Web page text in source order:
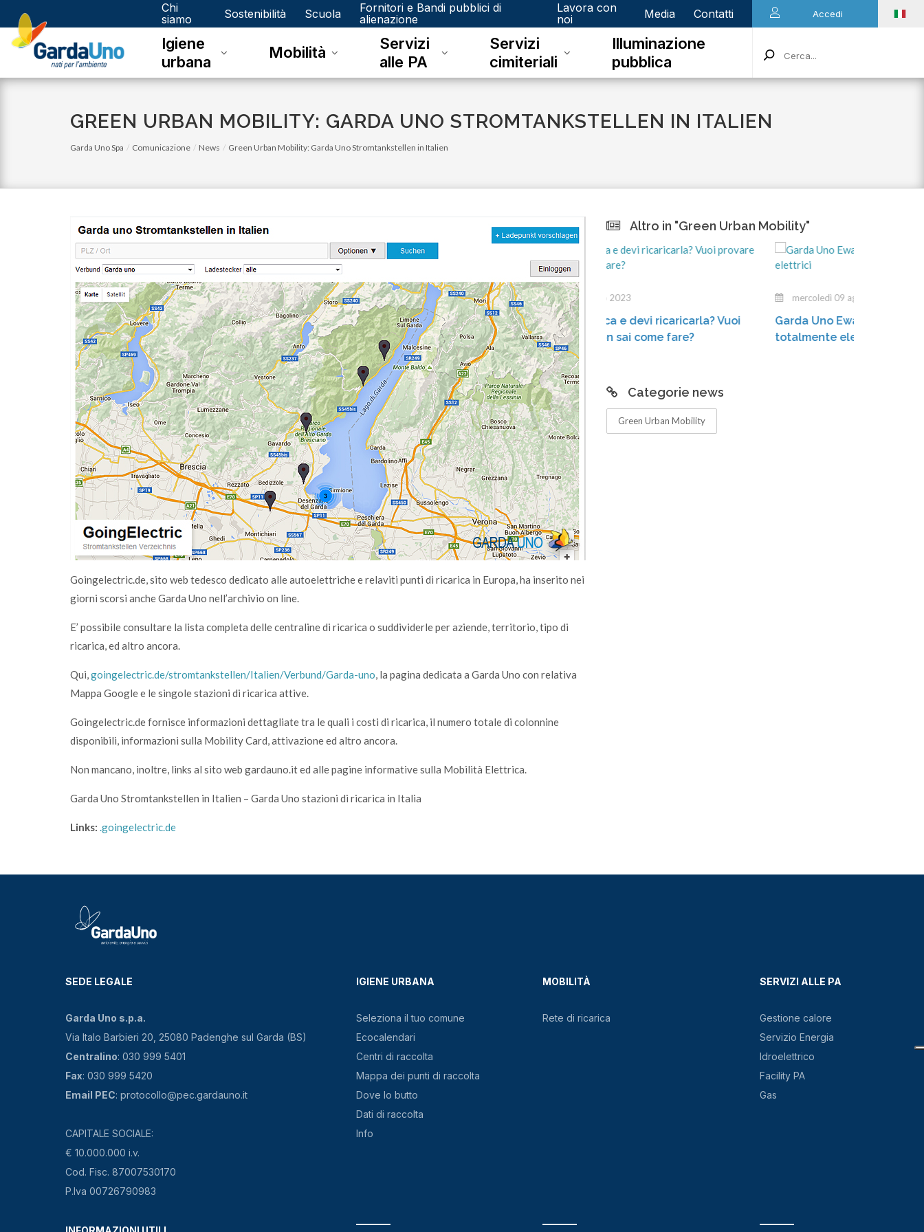
Gardauno
Spa
Chi
siamo
Sostenibilità Scuola
Fornitori e Bandi pubblici di
alienazione
Lavora con
noi
Media Contatti Accedi
Igiene
urbana
Mobilità
Servizi
alle PA
Servizi
cimiteriali
Illuminazione
pubblica
GREEN URBAN MOBILITY: GARDA UNO STROMTANKSTELLEN IN ITALIEN
Garda Uno Spa Comunicazione News Green Urban Mobility: Garda Uno Stromtankstellen in Italien
Goingelectric.de, sito web tedesco dedicato alle autoelettriche e relaviti punti di ricarica in Europa, ha inserito nei
giorni scorsi anche Garda Uno nell’archivio on line.
E’ possibile consultare la lista completa delle centraline di ricarica o suddividerle per aziende, territorio, tipo di
ricarica, ed altro ancora.
Qui,goingelectric.de/stromtankstellen/Italien/Verbund/Garda-uno, la pagina dedicata a Garda Uno con relativa
Mappa Google e le singole stazioni di ricarica attive.
Goingelectric.de fornisce informazioni dettagliate tra le quali i costi di ricarica, il numero totale di colonnine
disponibili, informazioni sulla Mobility Card, attivazione ed altro ancora.
Non mancano, inoltre, links al sito web gardauno.it ed alle pagine informative sulla Mobilità Elettrica.
Garda Uno Stromtankstellen in Italien – Garda Uno stazioni di ricarica in Italia
Links: .goingelectric.de
Altro in "Green Urban Mobility"
parliamo con
martedì 01 marzo 2022
Quando l'energia è positiva, tutto è più
sostenibile
mercoledì 16 agosto 2023
Hai un’auto elettrica e devi ricaricarla? Vuoi
provare Eway e non sai come fare?
mercoledì 09 agosto 2023
Garda Uno Eway: auto e scooter sharing
totalmente elettrici
Categorie news
Green Urban Mobility
SEDE LEGALE
Garda Uno s.p.a.
Via Italo Barbieri 20, 25080 Padenghe sul Garda (BS)
Centralino: 030 999 5401
Fax: 030 999 5420
Email PEC: protocollo@pec.gardauno.it
CAPITALE SOCIALE:
€ 10.000.000 i.v.
Cod. Fisc. 87007530170
P.Iva 00726790983
IGIENE URBANA
Seleziona il tuo comune
Ecocalendari
Centri di raccolta
Mappa dei punti di raccolta
Dove lo butto
Dati di raccolta
Info
MOBILITÀ
Rete di ricarica
SERVIZI ALLE PA
Gestione calore
Servizio Energia
Idroelettrico
Facility PA
Gas